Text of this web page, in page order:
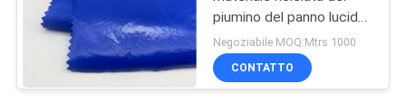
POLICY
piumino del panno lucido
100 380T ha ricoperto il
tessuto di nylon del
taffettà impermeabile
Negoziabile MOQ:Mtrs 1000
CONTATTO